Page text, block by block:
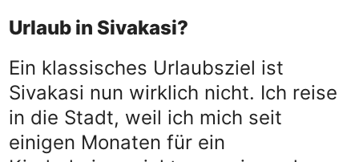
Urlaub in Sivakasi?
Ein klassisches Urlaubsziel ist
Sivakasi nun wirklich nicht. Ich reise
in die Stadt, weil ich mich seit
einigen Monaten für ein